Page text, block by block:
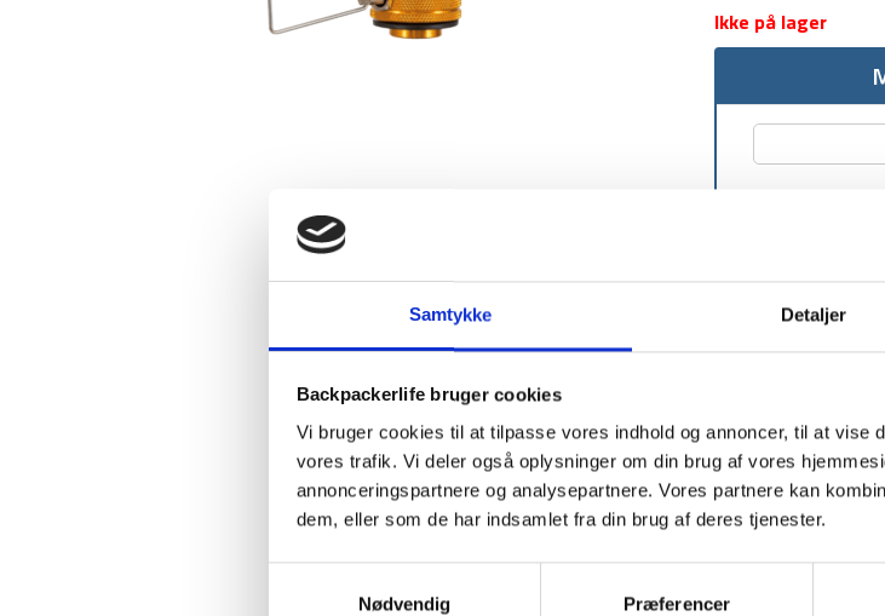
Samtykke Detaljer
Backpackerlife bruger cookies
Vi bruger cookies til at tilpasse vores indhold og annoncer, til at vise
vores trafik. Vi deler også oplysninger om din brug af vores
annonceringspartnere og analysepartnere. Vores partnere kan
dem, eller som de har indsamlet fra din brug af deres tjenester.
Nødvendig
Præferencer
Ikke på lager
1-2 dages
Denne kompakte
turen.
gram. Dermed får
rygsækken.